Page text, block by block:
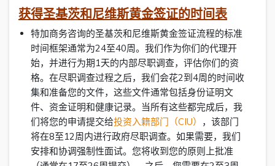
获得圣基茨和尼维斯黄金签证的时间表
特加商务咨询的圣基茨和尼维斯黄金签证流程的标准
时间框架通常为24至40周。我们作为你们的代理开
始，并进行为期1天的内部尽职调查，评估你们的资
格。在尽职调查过程之后，我们会花2到4周的时间收
集和准备您的文件，这些文件通常包括身份证明文
件、资金证明和健康记录。当所有这些都完成后，我
们将您的申请提交给投资入籍部门（CIU）
，该部门
将在8至12周内进行政府尽职调查。如果需要，我们
安排和协调强制性面试。您将收到您的原则上批准